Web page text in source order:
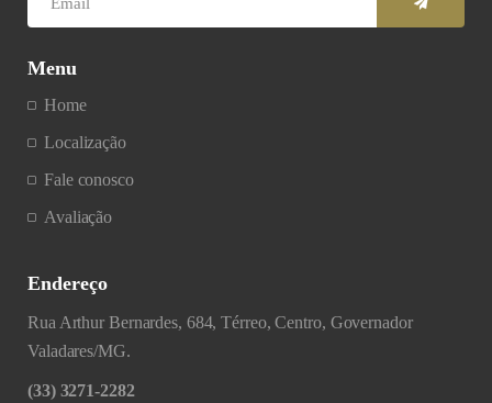
Menu
Home
Localização
Fale conosco
Avaliação
Endereço
Rua Arthur Bernardes, 684, Térreo, Centro, Governador
Valadares/MG.
(33) 3271-2282